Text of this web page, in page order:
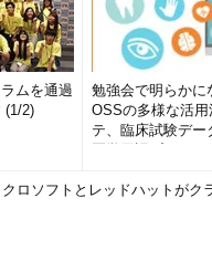
ムを通過
(1/2)
勉強会で明らかに
OSSの多様な活
テ、臨床試験デー
クロソフトとレッドハットがク